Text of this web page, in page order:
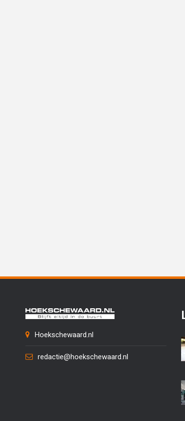
Hoekschewaard.nl
redactie@hoekschewaard.nl